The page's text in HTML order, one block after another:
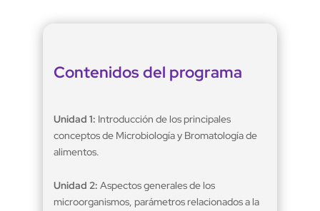
Contenidos del programa
Unidad 1: Introducción de los principales
conceptos de Microbiología y Bromatología de
alimentos.
Unidad 2: Aspectos generales de los
microorganismos, parámetros relacionados a la